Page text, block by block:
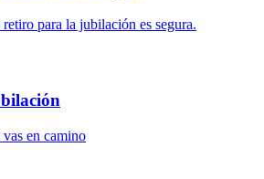
para la jubilación es segura.
en camino